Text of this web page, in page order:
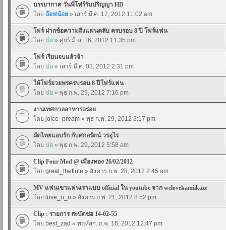
บรรยากาศ วันพี่โฟร์รับปริญญา HD
โดย อ๊อฟน้อย » เสาร์ มี.ค. 17, 2012 11:02 am
โฟร์ ฝากข้อความถึงแฟนคลับ ครบรอบ 8 ปี โฟร์แฟน
โดย ปอ » ศุกร์ มี.ค. 16, 2012 11:35 pm
โฟร์ เรียนจบแล้วจ้า
โดย ปอ » เสาร์ มี.ค. 03, 2012 2:31 pm
ให้โฟร์อวยพรครบรอบ 8 ปีโฟร์แฟน
โดย ปอ » พุธ ก.พ. 29, 2012 7:16 pm
งานเทศกาลอาหารอร่อย
โดย joice_pream » พุธ ก.พ. 29, 2012 3:17 pm
ผัดไทยแอบรัก กับศกลรัตน์ วรอุไร
โดย ปอ » พุธ ก.พ. 29, 2012 5:58 am
Clip Four Mod @ เมืองทอง 26/02/2012
โดย great_theflute » อังคาร ก.พ. 28, 2012 2:45 am
MV แฟนเขาแฟนเราแบบ official ใน youtube จาก welovekamiikaze
โดย love_o_o » อังคาร ก.พ. 21, 2012 8:52 pm
Clip : รายการ สะบัดช่อ 14-02-55
โดย best_zad » พฤหัสฯ. ก.พ. 16, 2012 12:47 pm